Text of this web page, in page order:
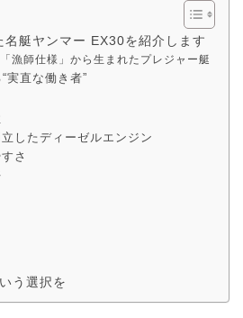
艇ヤンマー EX30を紹介します
漁師仕様」から生まれたプレジャー艇
直な働き者”
したディーゼルエンジン
さ
う選択を